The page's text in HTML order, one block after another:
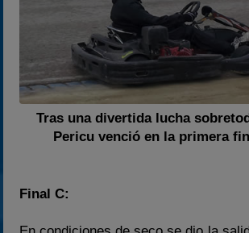
Tras una divertida lucha
Pericu venció en la primera
Final C: